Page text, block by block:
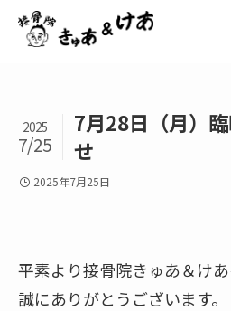
7月28日（月）
せ
2025
7/25
2025年7月25日
平素より接骨院きゅあ＆けあ
誠にありがとうございます。